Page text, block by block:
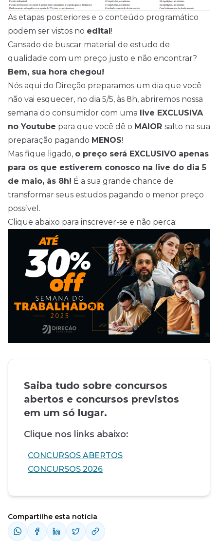
As etapas posteriores e o conteúdo programático
podem ser vistos no edital!
Cansado de buscar material de estudo de
qualidade com um preço justo e não encontrar?
Bem, sua hora chegou!
Nós aqui do Direção preparamos um dia que você
não vai esquecer, no dia 5/5, às 8h, abriremos nossa
semana do consumidor com uma live EXCLUSIVA
no Youtube para que você dê o MAIOR salto na sua
preparação pagando MENOS!
Mas fique ligado, o preço será EXCLUSIVO apenas
para os que estiverem conosco na live do dia 5
de maio, às 8h! É a sua grande chance de
transformar seus estudos pagando o menor preço
possível.
Clique abaixo para inscrever-se e não perca:
Saiba tudo sobre concursos
abertos e concursos previstos
em um só lugar.
Clique nos links abaixo:
CONCURSOS ABERTOS
CONCURSOS 2026
Compartilhe esta notícia